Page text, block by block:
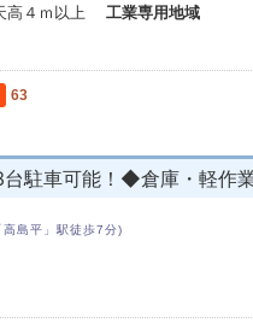
高４ｍ以上 工業専用地域
63
駐車可能！◆倉庫・軽作業
島平」駅徒歩7分)